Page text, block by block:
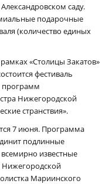
саду.
подарочные
(количество единых
«Столицы Закатов»
фестиваль
программ
Нижегородской
странствия».
7 июня. Программа
подлинные
известные
Нижегородской
Мариинского